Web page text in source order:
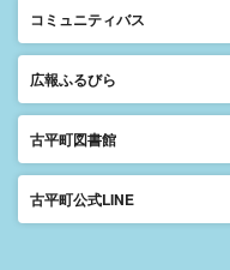
コミュニティバス
広報ふるびら
古平町図書館
古平町公式LINE